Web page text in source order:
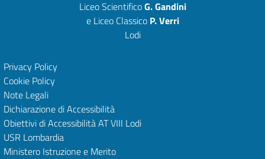
Liceo ScientificoG. Gandini
e Liceo Classico P. Verri
Lodi
Privacy Policy
Cookie Policy
Note Legali
Dichiarazione di Accessibilità
Obiettivi di AccessibilitàAT VIII Lodi
USR Lombardia
Ministero Istruzione e Merito